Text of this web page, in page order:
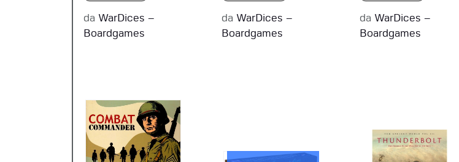
da WarDices –
Boardgames
da WarDices –
Boardgames
da WarDices –
Boardgames